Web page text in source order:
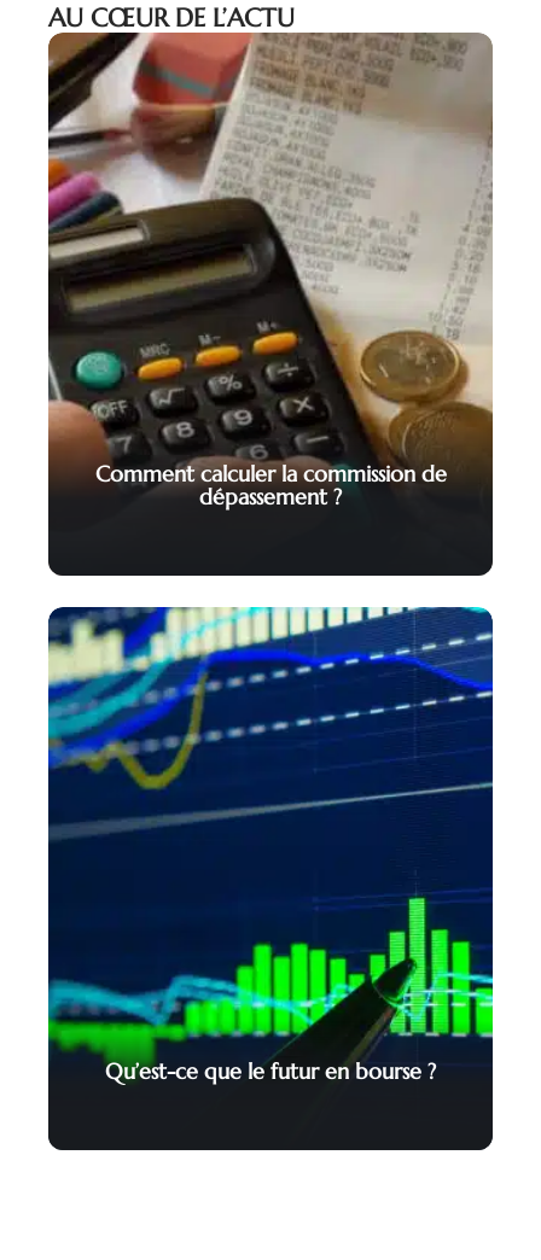
AU CŒUR DE L’ACTU
Comment calculer la commission de
dépassement ?
Qu’est-ce que le futur en bourse ?